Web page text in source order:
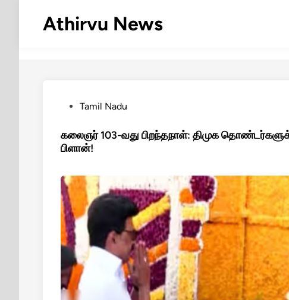
Athirvu News
PostedTamil Nadu
கலைஞர் 103-வது பிறந்தநாள்: திமுக
பிளான்!